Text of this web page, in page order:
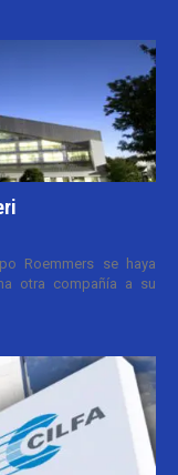
Roemmers se haya
otra compañía a su